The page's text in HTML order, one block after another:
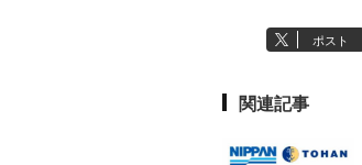
ポスト
関連記事